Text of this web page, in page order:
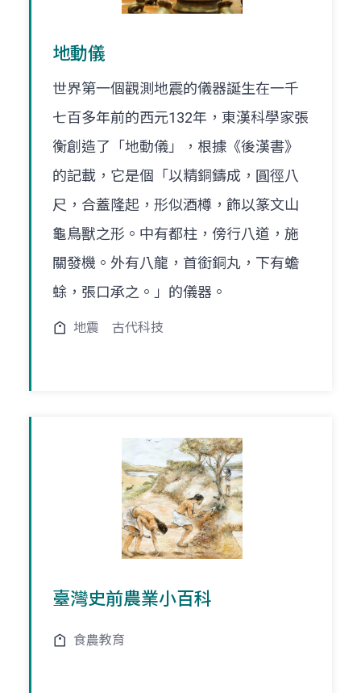
地動儀
世界第一個觀測地震的儀器誕生在一千
七百多年前的西元132年，東漢科學家張
衡創造了「地動儀」，根據《後漢書》
的記載，它是個「以精銅鑄成，圓徑八
尺，合蓋隆起，形似酒樽，飾以篆文山
龜鳥獸之形。中有都柱，傍行八道，施
關發機。外有八龍，首銜銅丸，下有蟾
蜍，張口承之。」的儀器。
地震 古代科技
臺灣史前農業小百科
食農教育